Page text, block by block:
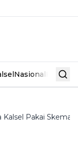
Nasional Hiburan
Kalsel Pakai Skema